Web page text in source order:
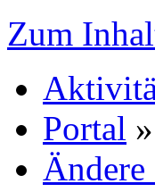
Zum
Portal »